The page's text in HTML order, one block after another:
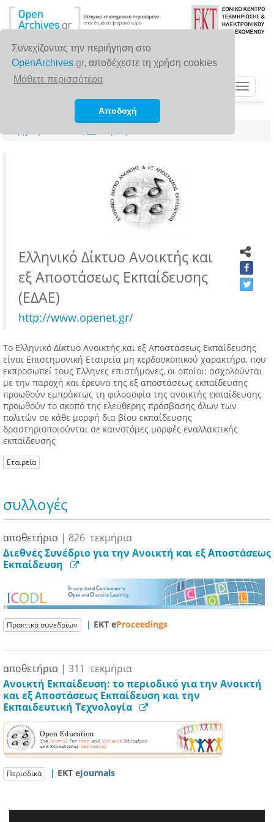
Συνεχίζοντας την περιήγηση στο
OpenArchives.gr, αποδέχεστε τη χρήση cookies
Μάθετε περισσότερα
Αποδοχή
Toggle
Ελληνικό Δίκτυο Ανοικτής και
εξ Αποστάσεως Εκπαίδευσης
(ΕΔΑΕ)
http://www.openet.gr/
Το Ελληνικό Δίκτυο Ανοικτής και εξ Αποστάσεως Εκπαίδευσης
είναι Επιστημονική Εταιρεία μη κερδοσκοπικού χαρακτήρα, που
εκπροσωπεί τους Έλληνες επιστήμονες, οι οποίοι: ασχολούνται
με την παροχή και έρευνα της εξ αποστάσεως εκπαίδευσης
προωθούν εμπράκτως τη φιλοσοφία της ανοικτής εκπαίδευσης
προωθούν το σκοπό της ελεύθερης πρόσβασης όλων των
πολιτών σε κάθε μορφή δια βίου εκπαίδευσης
δραστηριοποιούνται σε καινοτόμες μορφές εναλλακτικής
εκπαίδευσης
Εταιρεία
συλλογές
αποθετήριο | 826 τεκμήρια
Διεθνές Συνέδριο για την Ανοικτή και εξ Αποστάσεως
Εκπαίδευση
Πρακτικά συνεδρίων | ΕΚΤ eProceedings
αποθετήριο | 311 τεκμήρια
Ανοικτή Εκπαίδευση: το περιοδικό για την Ανοικτή
και εξ Αποστάσεως Εκπαίδευση και την
Εκπαιδευτική Τεχνολογία
Περιοδικά | ΕΚΤ eJournals